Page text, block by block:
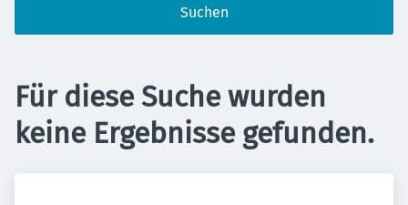
Suchen
Für diese Suche wurden
keine Ergebnisse gefunden.